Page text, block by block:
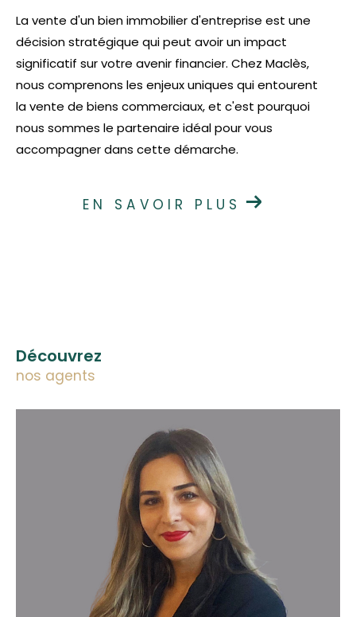
La vente d'un bien immobilier d'entreprise est une
décision stratégique qui peut avoir un impact
significatif sur votre avenir financier. Chez Maclès,
nous comprenons les enjeux uniques qui entourent
la vente de biens commerciaux, et c'est pourquoi
nous sommes le partenaire idéal pour vous
accompagner dans cette démarche.
EN SAVOIR PLUS
Découvrez
nos agents